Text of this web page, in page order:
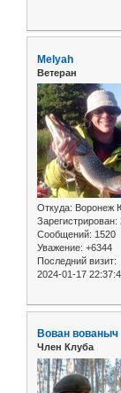
Melyah
Ветеран
Откуда: Воронеж
Зарегистрирован:
Сообщений: 1520
Уважение: +6344
Последний визит:
2024-01-17
Вован вованыч
Член Клуба